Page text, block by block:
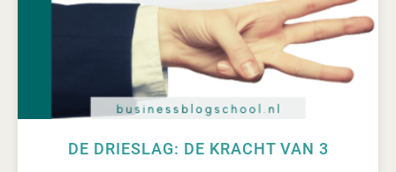
DE DRIESLAG: DE KRACHT VAN 3